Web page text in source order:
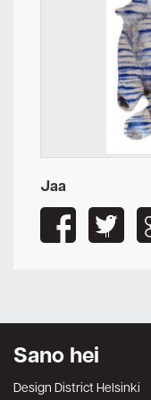
Jaa
Sano hei
Design District Helsinki